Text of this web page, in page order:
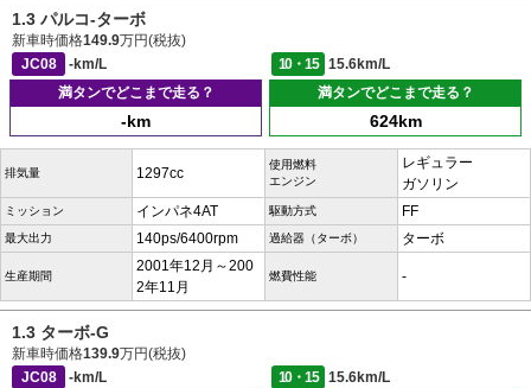
1.3 パルコ-ターボ
新車時価格149.9万円(税抜)
JC08
-km/L 10・15
15.6km/L
満タンでどこまで走る？
-km
満タンでどこまで走る？
624km
排気量 1297cc
使用燃料
エンジン
レギュラー
ガソリン
ミッション インパネ4AT 駆動方式 FF
最大出力 140ps/6400rpm 過給器（ターボ） ターボ
生産期間
2001年12月～200
2年11月
燃費性能 -
1.3 ターボ-G
新車時価格139.9万円(税抜)
JC08
-km/L 10・15
15.6km/L